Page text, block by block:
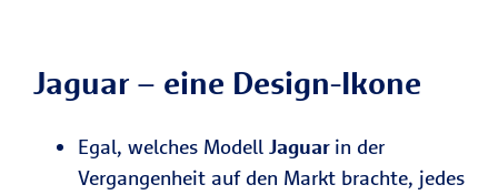
Jaguar – eine Design-Ikone
Egal, welches Modell Jaguar in der
Vergangenheit auf den Markt brachte, jedes